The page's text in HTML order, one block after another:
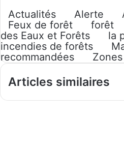
Actualités
Alerte
Feux de forêt
forêt
des Eaux et Forêts
la
incendies de forêts
recommandées
Articles similaires